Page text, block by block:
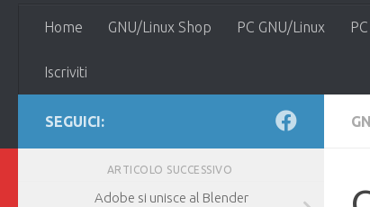
Home GNU/Linux Shop PC GNU/Linux
Iscriviti
SEGUICI:
ARTICOLO SUCCESSIVO
Adobe si unisce al Blender